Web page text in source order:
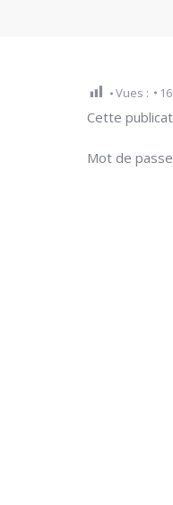
Vues :
Cette
Mot de